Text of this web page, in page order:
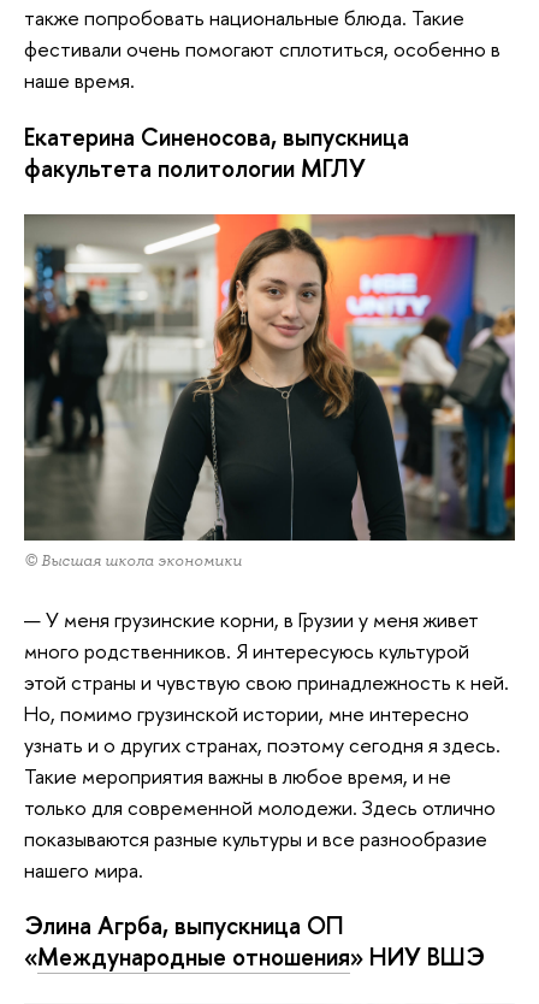
также попробовать национальные блюда. Такие
фестивали очень помогают сплотиться, особенно в
наше время.
Екатерина Синеносова, выпускница
факультета политологии МГЛУ
© Высшая школа экономики
— У меня грузинские корни, в Грузии у меня живет
много родственников. Я интересуюсь культурой
этой страны и чувствую свою принадлежность к ней.
Но, помимо грузинской истории, мне интересно
узнать и о других странах, поэтому сегодня я здесь.
Такие мероприятия важны в любое время, и не
только для современной молодежи. Здесь отлично
показываются разные культуры и все разнообразие
нашего мира.
Элина Агрба, выпускница ОП
«Международные отношения» НИУ ВШЭ